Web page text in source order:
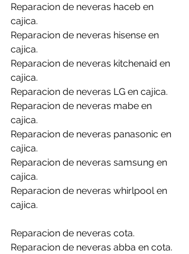
Reparacion de neveras haceb en
cajica.
Reparacion de neveras hisense en
cajica.
Reparacion de neveras kitchenaid en
cajica.
Reparacion de neveras LG en cajica.
Reparacion de neveras mabe en
cajica.
Reparacion de neveras panasonic en
cajica.
Reparacion de neveras samsung en
cajica.
Reparacion de neveras whirlpool en
cajica.
Reparacion de neveras cota.
Reparacion de neveras abba en cota.